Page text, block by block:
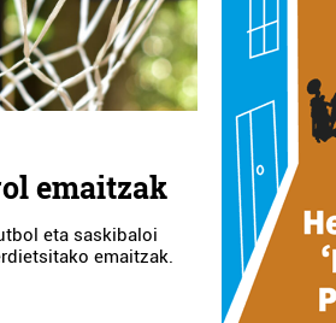
emaitzak
eta saskibaloi
emaitzak.